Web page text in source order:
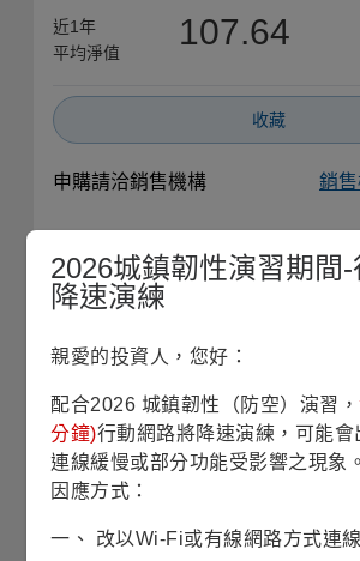
近1年
平均淨值
107.64
收藏
申購請洽銷售機構 銷
基本資料
基金規模 4仟2佰萬美
2026城鎮韌性演習期間
降速演練
親愛的投資人，您好：
配合2026 城鎮韌性（防空）演習，
分鐘)行動網路將降速演練，可能
連線緩慢或部分功能受影響之現象
因應方式：
一、 改以Wi-Fi或有線網路方式連線